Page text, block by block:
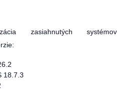
zasiahnutých systémov
18.7.3